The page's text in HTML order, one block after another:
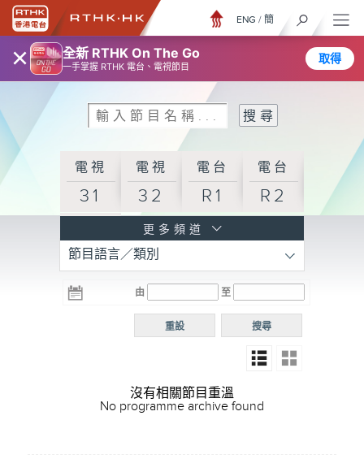
× 全新 RTHK On The Go
一手掌握 RTHK 電台、電視節目
取得
ENG / 簡
電視
31
電視
32
電台
R1
電台
R2
R3
電台 電台
R5
電台
普通
更多頻道
節目語言／類別
由 至
搜尋
重設
沒有相關節目重溫
No programme archive found